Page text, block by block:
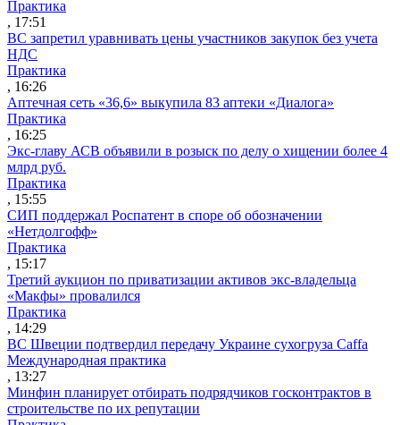
Практика
, 17:51
ВС запретил уравнивать цены участников закупок без учета
НДС
Практика
, 16:26
Аптечная сеть «36,6» выкупила 83 аптеки «Диалога»
Практика
, 16:25
Экс-главу АСВ объявили в розыск по делу о хищении более 4
млрд руб.
Практика
, 15:55
СИП поддержал Роспатент в споре об обозначении
«Нетдолгофф»
Практика
, 15:17
Третий аукцион по приватизации активов экс-владельца
«Макфы» провалился
Практика
, 14:29
ВС Швеции подтвердил передачу Украине сухогруза Caffa
Международная практика
, 13:27
Минфин планирует отбирать подрядчиков госконтрактов в
строительстве по их репутации